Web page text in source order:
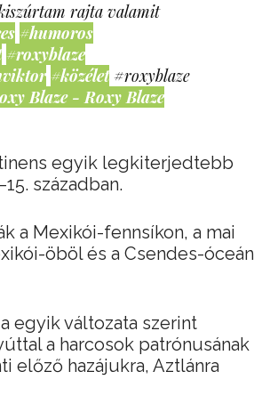
rajta valamit
#humoros
#roxyblaze
#közélet #roxyblaze
Blaze - Roxy Blaze
egyik legkiterjedtebb
században.
a Mexikói-fennsíkon, a mai
öböl és a Csendes-óceán
egyik változata szerint
a harcosok patrónusának
előző hazájukra, Aztlánra